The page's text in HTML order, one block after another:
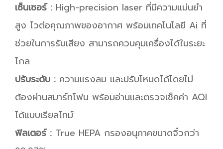
เซ็นเซอร์ : High-precision laser ที่มีความแม่นยำ
สูง ไวต่อคุณภาพของอากาศ พร้อมเทคโนโลยี Ai ที่
ช่วยในการรับเสียง สามารถควบคุมเครื่องได้ในระยะ
ไกล
ปรับระดับ : ความแรงลม และปรับโหมดได้โดยไม่
ต้องผ่านสมาร์ทโฟน พร้อมอ่านและตรวจเช็คค่า AQI
ได้แบบเรียลไทม์
ฟิลเตอร์ : True HEPA กรองอนุภาคขนาดจิ๋วกว่า